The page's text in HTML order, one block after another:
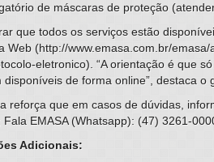
de máscaras de proteção
que todos os serviços estão
Web (http://www.emasa.com.br/
eletronico). “A orientação é que
disponíveis de forma online”, destaca
reforça que em casos de dúvidas,
EMASA (Whatsapp): (47) 3261-
Adicionais: